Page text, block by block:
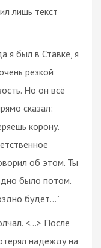
лишь текст
я был в Ставке, я
резкой
Но он всё
сказал:
корону.
об этом. Ты
было потом.
будет...”
<...> После
надежду на